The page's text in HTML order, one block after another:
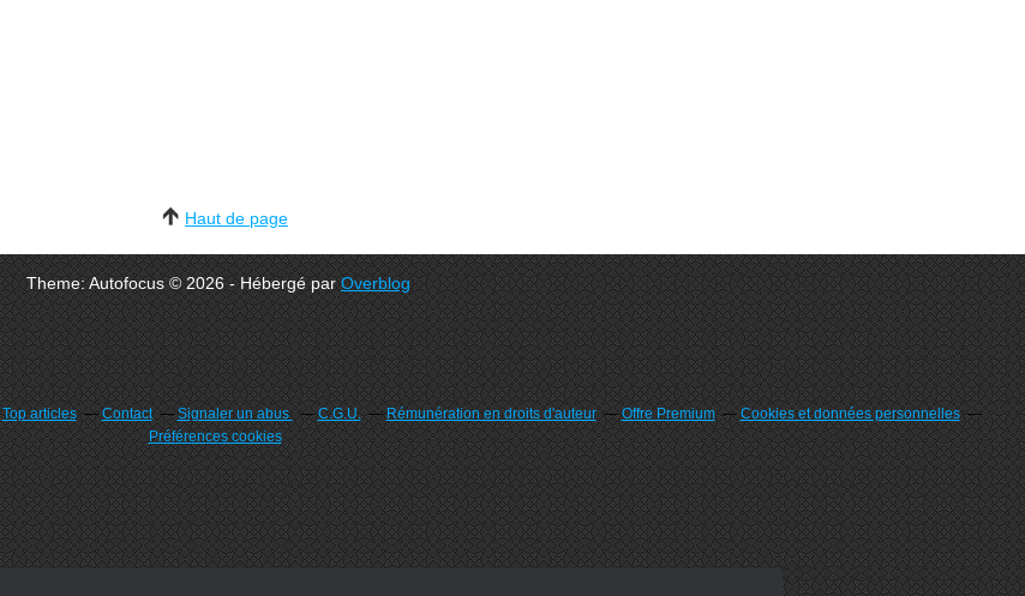
Haut de page
Theme: Autofocus © 2026 - Hébergé parOverblog
Top articles Contact Signaler un abus C.G.U. Rémunération en droits d'auteur Offre Premium
Cookies et données personnelles
Préférences cookies